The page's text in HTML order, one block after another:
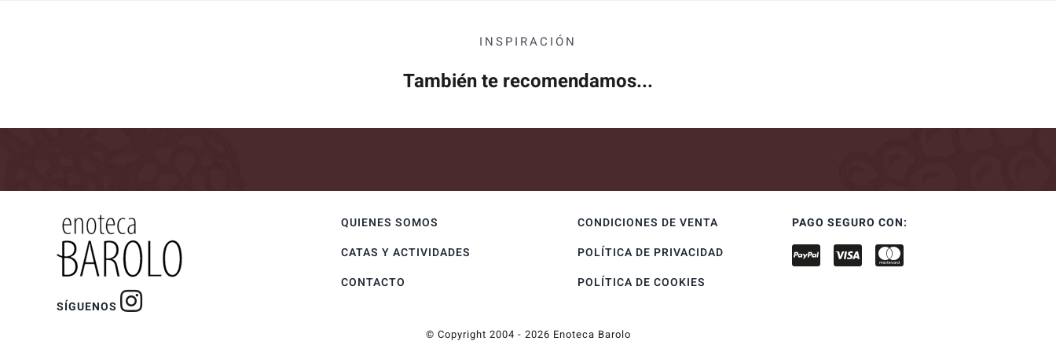
INSPIRACIÓN
También te recomendamos...
SÍGUENOS
QUIENES SOMOS
CATAS Y ACTIVIDADES
CONTACTO
CONDICIONES DE VENTA
POLÍTICA DE PRIVACIDAD
POLÍTICA DE COOKIES
PAGO SEGURO CON:
© Copyright 2004 - 2026 Enoteca Barolo